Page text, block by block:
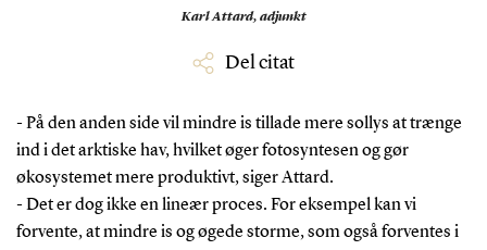
Karl Attard, adjunkt
Del citat
- På den anden side vil mindre is tillade mere sollys at trænge
ind i det arktiske hav, hvilket øger fotosyntesen og gør
økosystemet mere produktivt, siger Attard.
- Det er dog ikke en lineær proces. For eksempel kan vi
forvente, at mindre is og øgede storme, som også forventes i